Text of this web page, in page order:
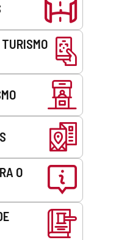
O